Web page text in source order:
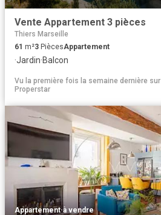
Vente Appartement 3 pièces
Thiers Marseille
61 m²3 PiècesAppartement
·Jardin·Balcon
Vu la première fois la semaine dernière sur
Properstar
Appartement·à vendre